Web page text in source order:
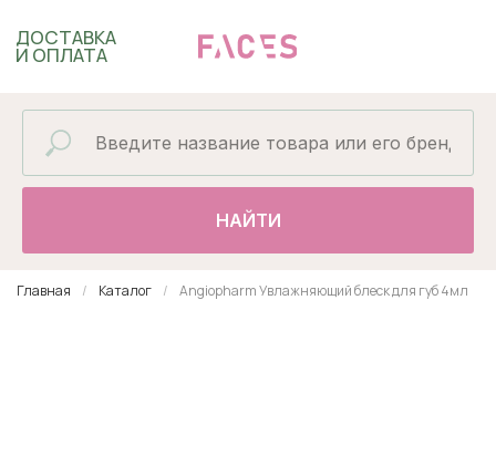
И ОПЛАТА
НАЙТИ
Главная Каталог Angiopharm Увлажняющий блеск для губ 4мл